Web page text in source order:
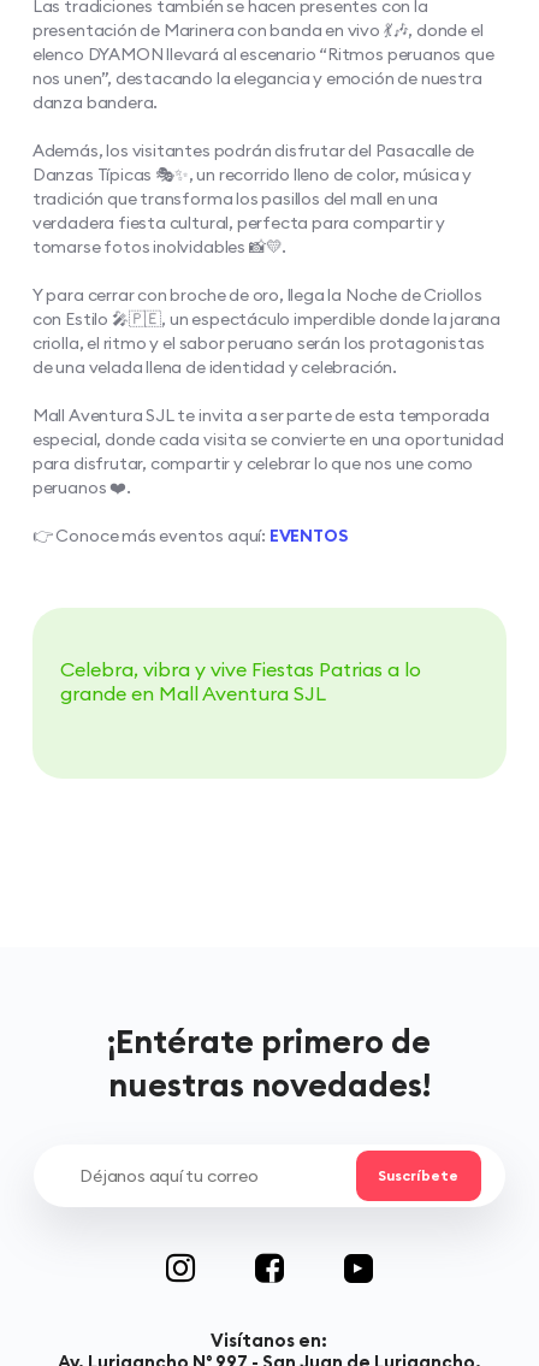
Las tradiciones también se hacen presentes con la
presentación de Marinera con banda en vivo 💃🎶, donde el
elenco DYAMON llevará al escenario “Ritmos peruanos que
nos unen”, destacando la elegancia y emoción de nuestra
danza bandera.​
Además, los visitantes podrán disfrutar del Pasacalle de
Danzas Típicas 🎭✨, un recorrido lleno de color, música y
tradición que transforma los pasillos del mall en una
verdadera fiesta cultural, perfecta para compartir y
tomarse fotos inolvidables 📸💛.​
Y para cerrar con broche de oro, llega la Noche de Criollos
con Estilo 🎤🇵🇪, un espectáculo imperdible donde la jarana
criolla, el ritmo y el sabor peruano serán los protagonistas
de una velada llena de identidad y celebración.​
Mall Aventura SJL te invita a ser parte de esta temporada
especial, donde cada visita se convierte en una oportunidad
para disfrutar, compartir y celebrar lo que nos une como
peruanos ❤️.​
👉 Conoce más eventos aquí: EVENTOS
Celebra, vibra y vive Fiestas Patrias a lo
grande en Mall Aventura SJL
¡Entérate primero de
nuestras novedades!
Visítanos en: